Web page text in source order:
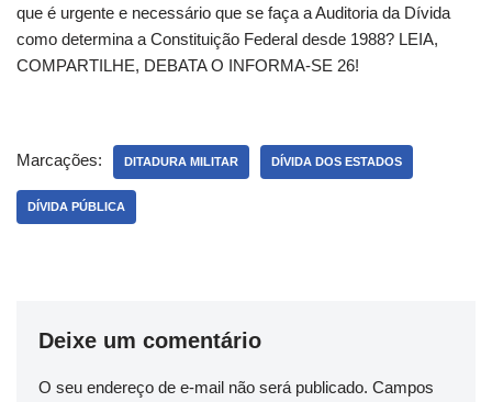
que é urgente e necessário que se faça a Auditoria da Dívida
como determina a Constituição Federal desde 1988? LEIA,
COMPARTILHE, DEBATA O INFORMA-SE 26!
Marcações: DITADURA MILITAR DÍVIDA DOS ESTADOS
DÍVIDA PÚBLICA
Deixe um comentário
O seu endereço de e-mail não será publicado. Campos